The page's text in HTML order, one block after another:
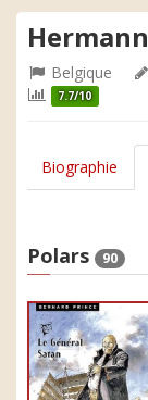
Hermann
Belgique
7.7/10
Biographie
Polars 90